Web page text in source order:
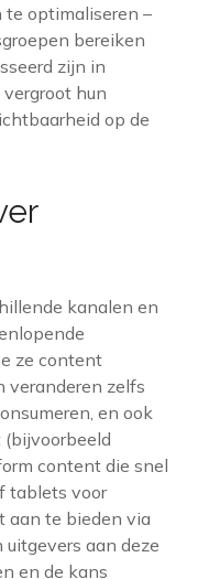
te optimaliseren –
bereiken
zijn in
hun
op de
kanalen en
ze content
veranderen zelfs
en ook
content die snel
tablets voor
aan te bieden via
aan deze
en de kans